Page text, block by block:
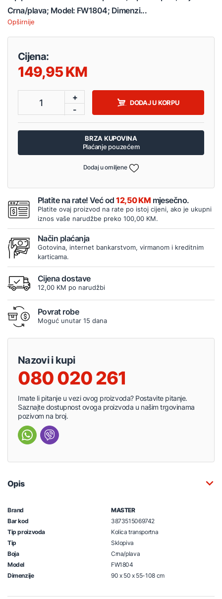
Crna/plava; Model: FW1804; Dimenzi...
Opširnije
Cijena:
149,95
1
+
-
DODAJ U KORPU
BRZA KUPOVINA
Plaćanje pouzećem
Dodaj u omiljene
Platite na rate! Već od12,50 KM mjesečno.
Platite ovaj proizvod na rate po istoj cijeni, ako je ukupni
iznos vaše narudžbe preko 100,00 KM.
Način plaćanja
Gotovina, internet bankarstvom, virmanom i kreditnim
karticama.
Cijena dostave
12,00 KM po narudžbi
Povrat robe
Moguć unutar 15 dana
Nazovi i kupi
080 020 261
Imate li pitanje u vezi ovog proizvoda? Postavite pitanje.
Saznajte dostupnost ovoga proizvoda u našim trgovinama
pozivom na broj.
Opis
Brand
MASTER
Bar kod
3873515069742
Tip proizvoda
Kolica transportna
Tip
Sklopiva
Boja
Crna/plava
Model
FW1804
Dimenzije
90 x 50 x 55-108 cm